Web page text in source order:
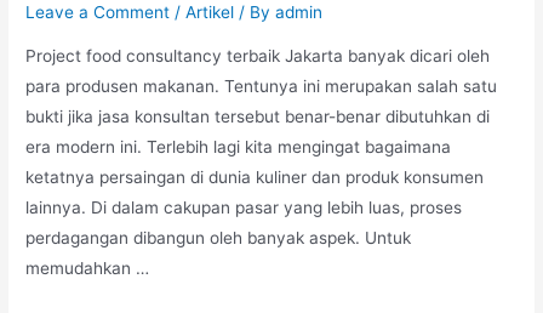
Leave a Comment /Artikel / Byadmin
Project food consultancy terbaik Jakarta banyak dicari oleh
para produsen makanan. Tentunya ini merupakan salah satu
bukti jika jasa konsultan tersebut benar-benar dibutuhkan di
era modern ini. Terlebih lagi kita mengingat bagaimana
ketatnya persaingan di dunia kuliner dan produk konsumen
lainnya. Di dalam cakupan pasar yang lebih luas, proses
perdagangan dibangun oleh banyak aspek. Untuk
memudahkan …